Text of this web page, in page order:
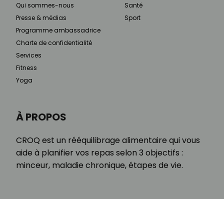
À PROPOS
CROQ est un rééquilibrage alimentaire qui vous
aide à planifier vos repas selon 3 objectifs :
minceur, maladie chronique, étapes de vie.
Qui sommes-nous
Presse & médias
Programme ambassadrice
Charte de confidentialité
Services
Fitness
Yoga
Santé
Sport